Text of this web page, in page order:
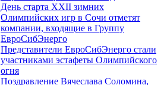
День старта XXII зимних
Олимпийских игр в Сочи отметят
компании, входящие в Группу
ЕвроСибЭнерго
Представители ЕвроСибЭнерго стали
участниками эстафеты Олимпийского
огня
Поздравление Вячеслава Соломина,